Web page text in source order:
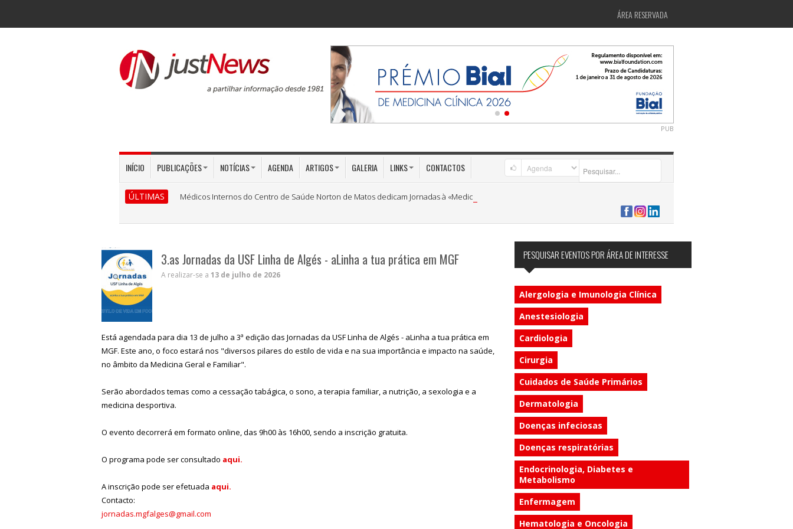
ÁREA RESERVADA
PUB
INÍCIO PUBLICAÇÕES NOTÍCIAS AGENDA ARTIGOS GALERIA LINKS CONTACTOS
ÚLTIMAS Médicos Internos do Centro de Saúde Norton de Matos dedicam Jornadas à «Medicina Preventiva»
3.as Jornadas da USF Linha de Algés - aLinha a tua prática em MGF
A realizar-se a 13 de julho de 2026
Está agendada para dia 13 de julho a 3ª edição das Jornadas da USF Linha de Algés - aLinha a tua prática em
MGF. Este ano, o foco estará nos "diversos pilares do estilo de vida e na sua importância e impacto na saúde,
no âmbito da Medicina Geral e Familiar".
Serão abordados temas como a cessação tabágica, o sono, a terapia familiar, a nutrição, a sexologia e a
medicina desportiva.
O evento decorrerá em formato online, das 9h00 às 16h00, sendo a inscrição gratuita.
O programa pode ser consultado aqui.
A inscrição pode ser efetuada aqui.
Contacto:
jornadas.mgfalges@gmail.com
PESQUISAR EVENTOS POR ÁREA DE INTERESSE
Alergologia e Imunologia Clínica
Anestesiologia
Cardiologia
Cirurgia
Cuidados de Saúde Primários
Dermatologia
Doenças infeciosas
Doenças respiratórias
Endocrinologia, Diabetes e
Metabolismo
Enfermagem
Hematologia e Oncologia